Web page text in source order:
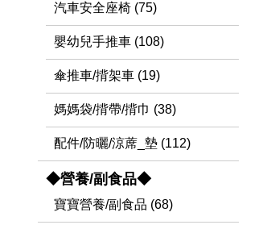
汽車安全座椅 (75)
嬰幼兒手推車 (108)
傘推車/揹架車 (19)
媽媽袋/揹帶/揹巾 (38)
配件/防曬/涼蓆_墊 (112)
◆營養/副食品◆
寶寶營養/副食品 (68)